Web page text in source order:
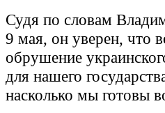
Судя по словам
9 мая, он уверен, что
обрушение
для нашего
насколько мы готовы